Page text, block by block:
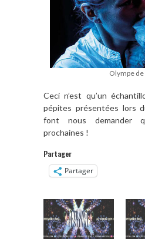
Olympe de
Ceci n’est qu’un
pépites présentées lors
font nous demander
prochaines !
Partager
Partager